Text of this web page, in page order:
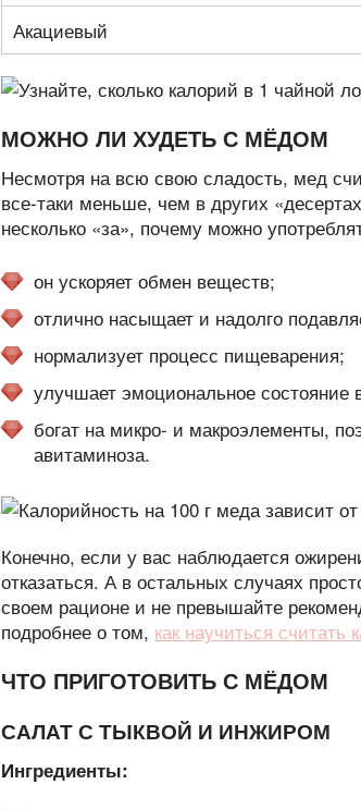
Акациевый
МОЖНО ЛИ ХУДЕТЬ С МЁДОМ
Несмотря на всю свою сладость, мед
все-таки меньше, чем в других
несколько «за», почему можно
он ускоряет обмен веществ;
отлично насыщает и надолго
нормализует процесс пищеварения;
улучшает эмоциональное состояние
богат на микро- и макроэлементы,
авитаминоза.
Конечно, если у вас наблюдается
отказаться. А в остальных случаях
своем рационе и не превышайте
подробнее о том, как научиться считать
ЧТО ПРИГОТОВИТЬ С МЁДОМ
САЛАТ С ТЫКВОЙ И ИНЖИРОМ
Ингредиенты: